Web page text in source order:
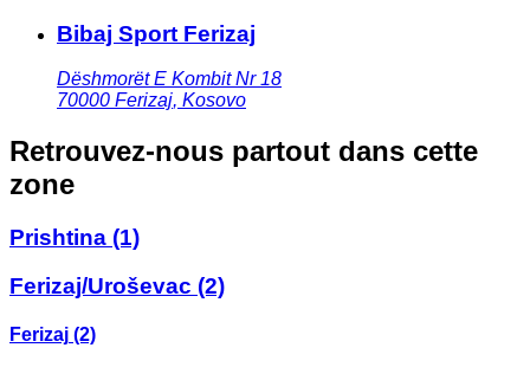
Bibaj Sport Ferizaj
Dëshmorët E Kombit Nr 18
70000 Ferizaj, Kosovo
Retrouvez-nous partout dans cette
zone
Prishtina (1)
Ferizaj/Uroševac (2)
Ferizaj (2)